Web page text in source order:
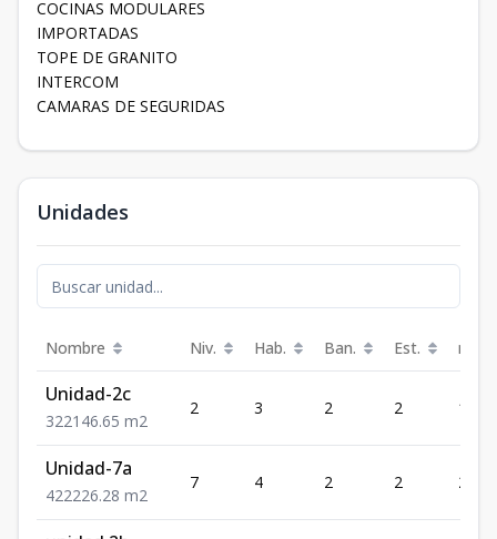
COCINAS MODULARES
IMPORTADAS
TOPE DE GRANITO
INTERCOM
CAMARAS DE SEGURIDAS
Unidades
Nombre Niv. Hab. Ban. Est. m²
Unidad-2c
322146.65 m2
2 3 2 2
Unidad-7a
422226.28 m2
7 4 2 2